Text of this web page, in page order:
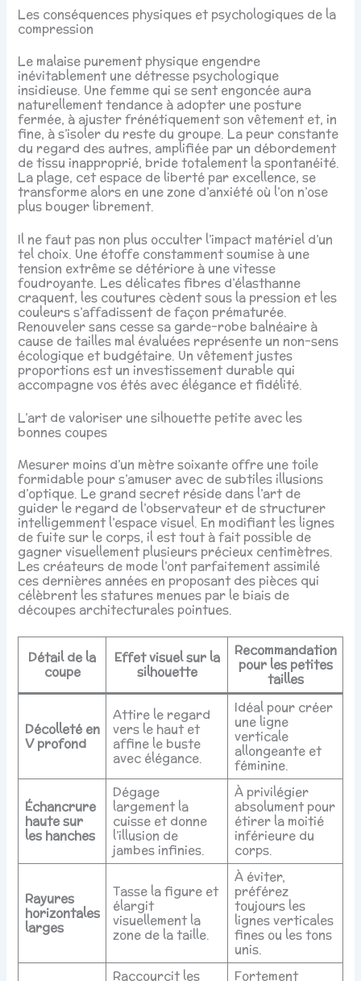
Les conséquences physiques et psychologiques de la
compression
Le malaise purement physique engendre
inévitablement une détresse psychologique
insidieuse. Une femme qui se sent engoncée aura
naturellement tendance à adopter une posture
fermée, à ajuster frénétiquement son vêtement et, in
fine, à s’isoler du reste du groupe. La peur constante
du regard des autres, amplifiée par un débordement
de tissu inapproprié, bride totalement la spontanéité.
La plage, cet espace de liberté par excellence, se
transforme alors en une zone d’anxiété où l’on n’ose
plus bouger librement.
Il ne faut pas non plus occulter l’impact matériel d’un
tel choix. Une étoffe constamment soumise à une
tension extrême se détériore à une vitesse
foudroyante. Les délicates fibres d’élasthanne
craquent, les coutures cèdent sous la pression et les
couleurs s’affadissent de façon prématurée.
Renouveler sans cesse sa garde-robe balnéaire à
cause de tailles mal évaluées représente un non-sens
écologique et budgétaire. Un vêtement justes
proportions est un investissement durable qui
accompagne vos étés avec élégance et fidélité.
L’art de valoriser une silhouette petite avec les
bonnes coupes
Mesurer moins d’un mètre soixante offre une toile
formidable pour s’amuser avec de subtiles illusions
d’optique. Le grand secret réside dans l’art de
guider le regard de l’observateur et de structurer
intelligemment l’espace visuel. En modifiant les lignes
de fuite sur le corps, il est tout à fait possible de
gagner visuellement plusieurs précieux centimètres.
Les créateurs de mode l’ont parfaitement assimilé
ces dernières années en proposant des pièces qui
célèbrent les statures menues par le biais de
découpes architecturales pointues.
Détail de la
coupe
Effet visuel sur la
silhouette
Recommandation
pour les petites
tailles
Décolleté en
V profond
Attire le regard
vers le haut et
affine le buste
avec élégance.
Idéal pour créer
une ligne
verticale
allongeante et
féminine.
Échancrure
haute sur
les hanches
Dégage
largement la
cuisse et donne
l’illusion de
jambes infinies.
À privilégier
absolument pour
étirer la moitié
inférieure du
corps.
Rayures
horizontales
larges
Tasse la figure et
élargit
visuellement la
zone de la taille.
À éviter,
préférez
toujours les
lignes verticales
fines ou les tons
unis.
Raccourcit les
Fortement